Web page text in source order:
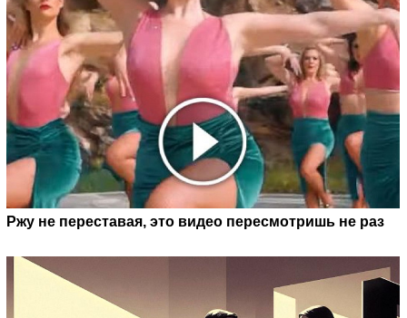
Ржу не переставая, это видео пересмотришь не раз